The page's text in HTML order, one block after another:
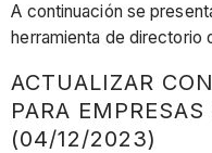
A continuación se
herramienta de directorio
ACTUALIZAR
PARA
(04/12/2023)